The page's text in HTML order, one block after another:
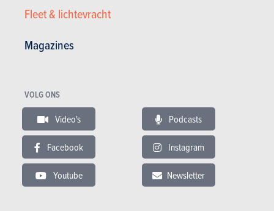
Fleet & lichtevracht
Magazines
VOLG ONS
Video's Podcasts
Facebook Instagram
Youtube Newsletter
Peugeot 107 1.0 Trendy
04/2008
- pk
Co2
Ford fiësta 1.0 ecoboost Titanium